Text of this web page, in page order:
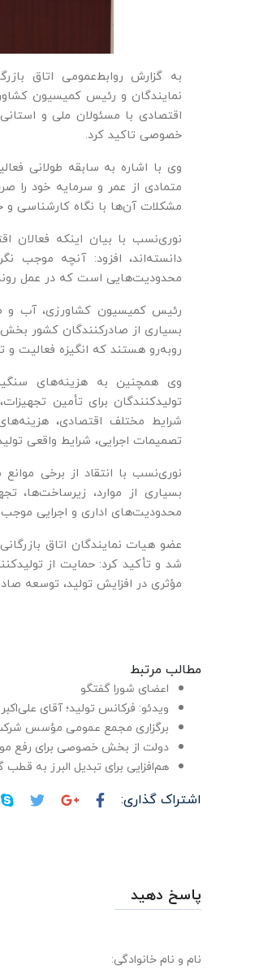
به گزارش روابط‌عمومی اتاق
نمایندگان و رئیس کمیسیون
اقتصادی با مسئولان ملی و
خصوصی تاکید کرد.
وی با اشاره به سابقه طولانی
متمادی از عمر و سرمایه خود را
مشکلات آن‌ها با نگاه کارشناسی و
نوری‌نسب با بیان اینکه فعالان
دانسته‌اند، افزود: آنچه موجب
محدودیت‌هایی است که در عمل
رئیس کمیسیون کشاورزی، آب و
بسیاری از صادرکنندگان کشور
روبه‌رو هستند که انگیزه فعالیت
وی همچنین به هزینه‌های
تولیدکنندگان برای تأمین
شرایط مختلف اقتصادی،
تصمیمات اجرایی، شرایط واقعی
نوری‌نسب با انتقاد از برخی
بسیاری از موارد، زیرساخت‌ها،
محدودیت‌های اداری و اجرایی
عضو هیات نمایندگان اتاق
شد و تأکید کرد: حمایت از
مؤثری در افزایش تولید، توسعه
مطالب مرتبط
اعضای شورا گفتگو
ویدئو: فرکانس تولید؛ آقای
برگزاری مجمع عمومی مؤسس
دولت از بخش خصوصی برای رفع
هم‌افزایی برای تبدیل البرز به
اشتراک گذاری:
پاسخ دهید
نام و نام خانوادگی: